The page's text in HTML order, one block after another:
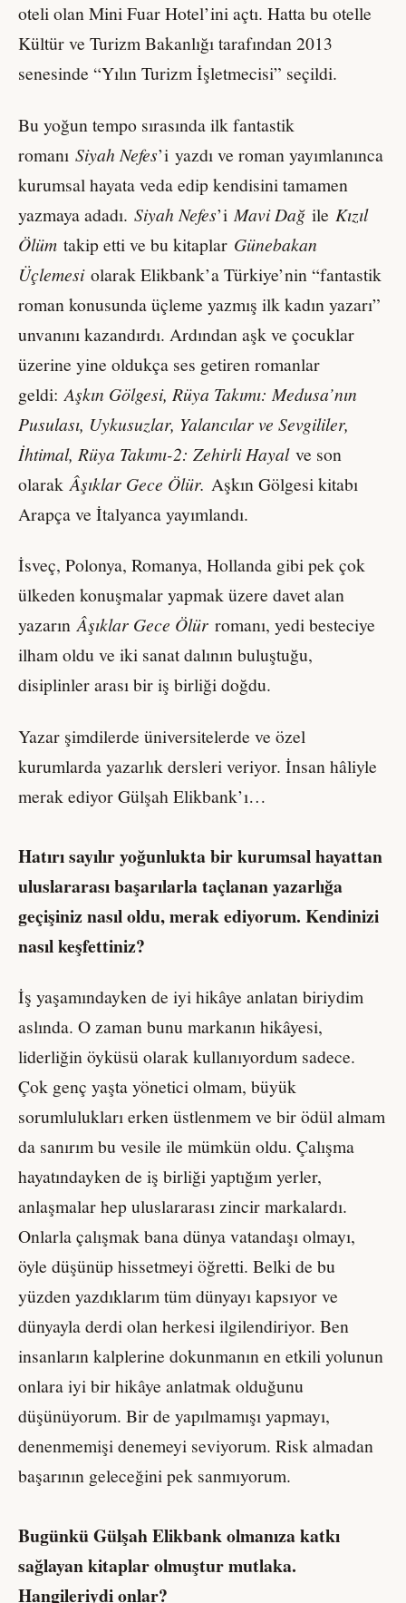
oteli olan Mini Fuar Hotel’ini açtı. Hatta bu otelle
Kültür ve Turizm Bakanlığı tarafından 2013
senesinde “Yılın Turizm İşletmecisi” seçildi.
Bu yoğun tempo sırasında ilk fantastik
romanı Siyah Nefes’i yazdı ve roman yayımlanınca
kurumsal hayata veda edip kendisini tamamen
yazmaya adadı. Siyah Nefes’iMavi Dağ ile Kızıl
Ölüm takip etti ve bu kitaplar Günebakan
Üçlemesiolarak Elikbank’a Türkiye’nin “fantastik
roman konusunda üçleme yazmış ilk kadın yazarı”
unvanını kazandırdı. Ardından aşk ve çocuklar
üzerine yine oldukça ses getiren romanlar
geldi:Aşkın Gölgesi, Rüya Takımı: Medusa’nın
Pusulası, Uykusuzlar, Yalancılar ve Sevgililer,
İhtimal, Rüya Takımı-2: Zehirli Hayalve son
olarakÂşıklar Gece Ölür. Aşkın Gölgesi kitabı
Arapça ve İtalyanca yayımlandı.
İsveç, Polonya, Romanya, Hollanda gibi pek çok
ülkeden konuşmalar yapmak üzere davet alan
yazarınÂşıklar Gece Ölür romanı, yedi besteciye
ilham oldu ve iki sanat dalının buluştuğu,
disiplinler arası bir iş birliği doğdu.
Yazar şimdilerde üniversitelerde ve özel
kurumlarda yazarlık dersleri veriyor. İnsan hâliyle
merak ediyor Gülşah Elikbank’ı…
Hatırı sayılır yoğunlukta bir kurumsal hayattan
uluslararası başarılarla taçlanan yazarlığa
geçişiniz nasıl oldu, merak ediyorum. Kendinizi
nasıl keşfettiniz?
İş yaşamındayken de iyi hikâye anlatan biriydim
aslında. O zaman bunu markanın hikâyesi,
liderliğin öyküsü olarak kullanıyordum sadece.
Çok genç yaşta yönetici olmam, büyük
sorumlulukları erken üstlenmem ve bir ödül almam
da sanırım bu vesile ile mümkün oldu. Çalışma
hayatındayken de iş birliği yaptığım yerler,
anlaşmalar hep uluslararası zincir markalardı.
Onlarla çalışmak bana dünya vatandaşı olmayı,
öyle düşünüp hissetmeyi öğretti. Belki de bu
yüzden yazdıklarım tüm dünyayı kapsıyor ve
dünyayla derdi olan herkesi ilgilendiriyor. Ben
insanların kalplerine dokunmanın en etkili yolunun
onlara iyi bir hikâye anlatmak olduğunu
düşünüyorum. Bir de yapılmamışı yapmayı,
denenmemişi denemeyi seviyorum. Risk almadan
başarının geleceğini pek sanmıyorum.
Bugünkü Gülşah Elikbank olmanıza katkı
sağlayan kitaplar olmuştur mutlaka.
Hangileriydi onlar?